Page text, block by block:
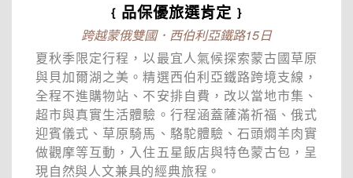
﹛品保優旅選肯定﹜
跨越蒙俄雙國．西伯利亞鐵路15日
夏秋季限定行程，以最宜人氣候探索蒙古國草原
與貝加爾湖之美。精選西伯利亞鐵路跨境支線，
全程不進購物站、不安排自費，改以當地市集、
超市與真實生活體驗。行程涵蓋薩滿祈福、俄式
迎賓儀式、草原騎馬、駱駝體驗、石頭燜羊肉實
做觀摩等互動，入住五星飯店與特色蒙古包，呈
現自然與人文兼具的經典旅程。